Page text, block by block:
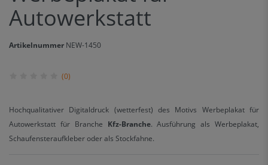
Autowerkstatt
Artikelnummer NEW-1450
(0)
Hochqualitativer Digitaldruck (wetterfest) des Motivs Werbeplakat für
Autowerkstatt für Branche Kfz-Branche. Ausführung als Werbeplakat,
Schaufensteraufkleber oder als Stockfahne.